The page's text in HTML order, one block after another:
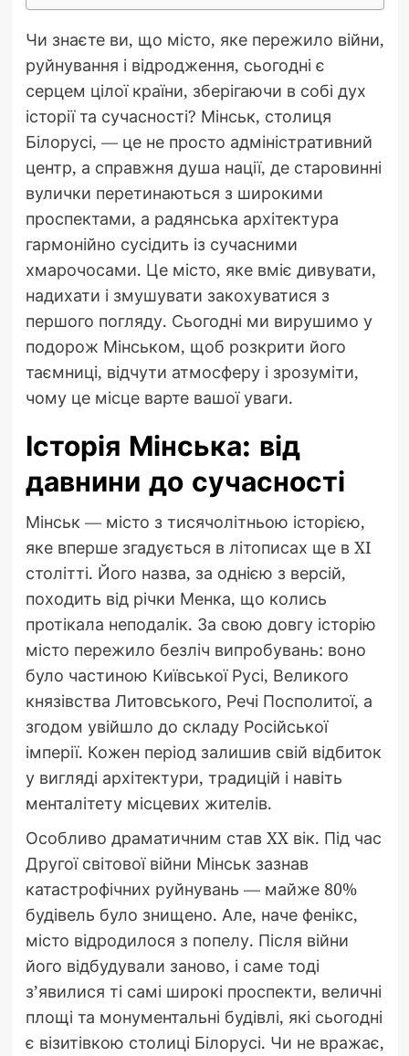
Чи знаєте ви, що місто, яке пережило війни,
руйнування і відродження, сьогодні є
серцем цілої країни, зберігаючи в собі дух
історії та сучасності? Мінськ, столиця
Білорусі, — це не просто адміністративний
центр, а справжня душа нації, де старовинні
вулички перетинаються з широкими
проспектами, а радянська архітектура
гармонійно сусідить із сучасними
хмарочосами. Це місто, яке вміє дивувати,
надихати і змушувати закохуватися з
першого погляду. Сьогодні ми вирушимо у
подорож Мінськом, щоб розкрити його
таємниці, відчути атмосферу і зрозуміти,
чому це місце варте вашої уваги.
Історія Мінська: від
давнини до сучасності
Мінськ — місто з тисячолітньою історією,
яке вперше згадується в літописах ще в XI
столітті. Його назва, за однією з версій,
походить від річки Менка, що колись
протікала неподалік. За свою довгу історію
місто пережило безліч випробувань: воно
було частиною Київської Русі, Великого
князівства Литовського, Речі Посполитої, а
згодом увійшло до складу Російської
імперії. Кожен період залишив свій відбиток
у вигляді архітектури, традицій і навіть
менталітету місцевих жителів.
Особливо драматичним став XX вік. Під час
Другої світової війни Мінськ зазнав
катастрофічних руйнувань — майже 80%
будівель було знищено. Але, наче фенікс,
місто відродилося з попелу. Після війни
його відбудували заново, і саме тоді
з’явилися ті самі широкі проспекти, величні
площі та монументальні будівлі, які сьогодні
є візитівкою столиці Білорусі. Чи не вражає,